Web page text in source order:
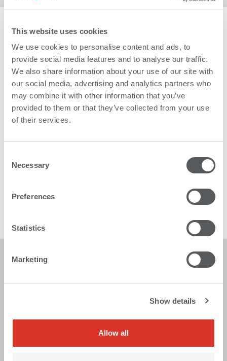
This website uses cookies
We use cookies to personalise content and ads, to
provide social media features and to analyse our traffic.
We also share information about your use of our site with
our social media, advertising and analytics partners who
may combine it with other information that you’ve
provided to them or that they’ve collected from your use
of their services.
Selection
Necessary
Preferences
Statistics
Marketing
Show details
Allow all
Karibu 2
La impresora rollo a rollo con múltiples talentos